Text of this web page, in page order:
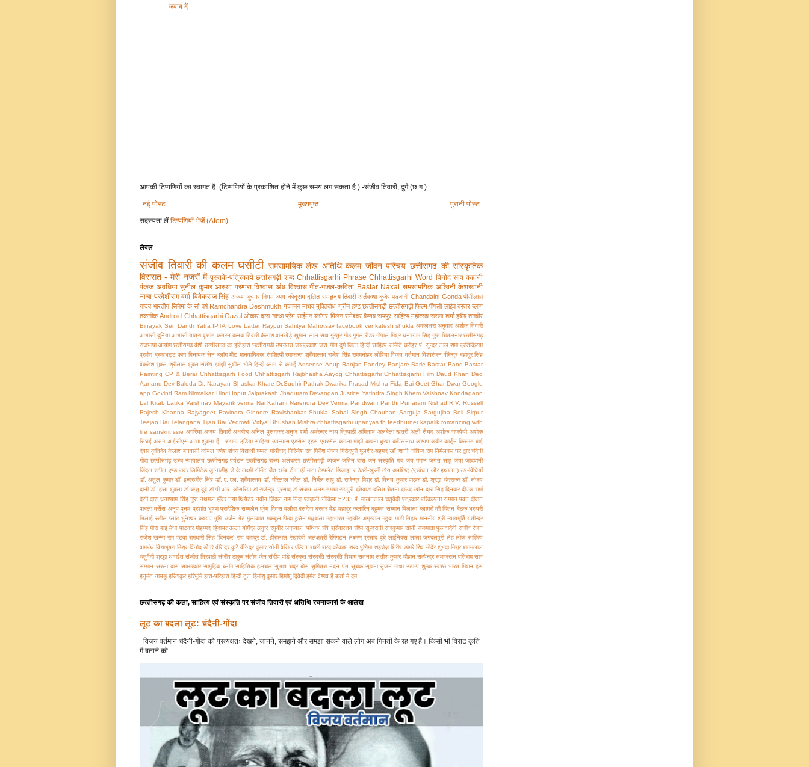
जवाब दें
आपकी टिप्पणियों का स्वागत है. (टिप्पणियों के प्रकाशित होने में कुछ समय लग सकता है.) -संजीव तिवारी, दुर्ग (छ.ग.)
नई पोस्ट
पुरानी पोस्ट
मुख्यपृष्ठ
सदस्यता लें टिप्पणियाँ भेजें (Atom)
लेबल
संजीव तिवारी की कलम घसीटी समसामयिक लेख अतिथि कलम जीवन परिचय छत्तीसगढ की सांस्कृतिक
विरासत - मेरी नजरों में पुस्तकें-पत्रिकायें छत्तीसगढ़ी शब्द Chhattisgarhi Phrase Chhattisgarhi Word विनोद साव कहानी
पंकज अवधिया सुनील कुमार आस्‍था परम्‍परा विश्‍वास अंध विश्‍वास गीत-गजल-कविता Bastar Naxal समसामयिक अश्विनी केशरवानी
नाचा परदेशीराम वर्मा विवेकराज सिंह अरूण कुमार निगम व्यंग कोदूराम दलित रामहृदय तिवारी अंर्तकथा कुबेर पंडवानी Chandaini Gonda पीसीलाल
यादव भारतीय सिनेमा के सौ वर्ष Ramchandra Deshmukh गजानन माधव मुक्तिबोध ग्रीन हण्‍ट छत्‍तीसगढ़ी छत्‍तीसगढ़ी फिल्‍म पीपली लाईव बस्‍तर ब्लाग
तकनीक Android Chhattisgarhi Gazal ओंकार दास नत्‍था प्रेम साईमन ब्‍लॉगर मिलन रामेश्वर वैष्णव रायपुर साहित्य महोत्सव सरला शर्मा हबीब तनवीर
Binayak Sen Dandi Yatra IPTA Love Latter Raypur Sahitya Mahotsav facebook venkatesh shukla अकलतरा अनुवाद अशोक तिवारी
आभासी दुनिया आभासी यात्रा वृत्तांत कतरन कनक तिवारी कैलाश वानखेड़े खुमान लाल साव गुरतुर गोठ गूगल रीडर गोपाल मिश्र घनश्याम सिंह गुप्त चिंतलनार छत्तीसगढ़
राजभाषा आयोग छत्तीसगढ़ वंशी छत्‍तीसगढ़ का इतिहास छत्‍तीसगढ़ी उपन्‍यास जयप्रकाश जस गीत दुर्ग जिला हिन्दी साहित्य समिति धरोहर पं. सुन्‍दर लाल शर्मा प्रतिक्रिया
प्रमोद ब्रम्‍हभट्ट फाग बिनायक सेन ब्लॉग मीट मानवाधिकार रंगशिल्‍पी रमाकान्‍त श्रीवास्‍तव राजेश सिंह राममनोहर लोहिया विजय वर्तमान विश्वरंजन वीरेन्‍द्र बहादुर सिंह
वेंकटेश शुक्ल श्रीलाल शुक्‍ल संतोष झांझी सुशील भोले हिन्‍दी ब्‍लाग से कमाई Adsense Anup Ranjan Pandey Banjare Barle Bastar Band Bastar
Painting CP & Berar Chhattisgarh Food Chhattisgarh Rajbhasha Aayog Chhattisgarhi Chhattisgarhi Film Daud Khan Deo
Aanand Dev Baloda Dr. Narayan Bhaskar Khare Dr.Sudhir Pathak Dwarika Prasad Mishra Fida Bai Geet Ghar Dwar Google
app Govind Ram Nirmalkar Hindi Input Jaiprakash Jhaduram Devangan Justice Yatindra Singh Khem Vaishnav Kondagaon
Lal Kitab Latika Vaishnav Mayank verma Nai Kahani Narendra Dev Verma Pandwani Panthi Punaram Nishad R.V. Russell
Rajesh Khanna Rajyageet Ravindra Ginnore Ravishankar Shukla Sabal Singh Chouhan Sarguja Sargujiha Boli Sirpur
Teejan Bai Telangana Tijan Bai Vedmati Vidya Bhushan Mishra chhattisgarhi upanyas fb feedburner kapalik romancing with
life sanskrit ssie अगरिया अजय तिवारी अधबीच अनिल पुसदकर अनुज शर्मा अमरेन्‍द्र नाथ त्रिपाठी अमिताभ अलबेला खत्री अली सैयद अशोक वाजपेयी अशोक
सिंघई असम आईसीएस आशा शुक्‍ला ई—स्टाम्प उडि़या साहित्य उपन्‍यास एडसेंस एड्स एयरसेल कंगला मांझी कचना धुरवा कपिलनाथ कश्यप कबीर कार्टून किस्मत बाई
देवार कृतिदेव कैलाश बनवासी कोयल गणेश शंकर विद्यार्थी गम्मत गांधीवाद गिरिजेश राव गिरीश पंकज गिरौदपुरी गुलशेर अहमद खॉं ‘शानी’ गोविन्‍द राम निर्मलकर घर द्वार चंदैनी
गोंदा छत्‍तीसगढ़ उच्‍च न्‍यायालय छत्‍तीसगढ़ पर्यटन छत्‍तीसगढ़ राज्‍य अलंकरण छत्‍तीसगढ़ी व्‍यंजन जतिन दास जन संस्‍कृति मंच जय गंगान जयंत साहू जया जादवानी
जिंदल स्टील एण्ड पावर लिमिटेड जुन्‍नाडीह जे.के.लक्ष्मी सीमेंट जैत खांब टेंगनाही माता टेम्पलेट डिजाइनर ठेठरी-खुरमी ठोस अपशिष्ट् (प्रबंधन और हथालन) उप-विधियॉं
डॉ. अतुल कुमार डॉ. इन्‍द्रजीत सिंह डॉ. ए. एल. श्रीवास्तव डॉ. गोरेलाल चंदेल डॉ. निर्मल साहू डॉ. राजेन्‍द्र मिश्र डॉ. विनय कुमार पाठक डॉ. श्रद्धा चंद्राकर डॉ. संजय
दानी डॉ. हंसा शुक्ला डॉ.ऋतु दुबे डॉ.पी.आर. कोसरिया डॉ.राजेन्‍द्र प्रसाद डॉ.संजय अलंग तमंचा रायपुरी दंतेवाडा दलित चेतना दाउद खॉंन दारा सिंह दिनकर दीपक शर्मा
देसी दारू धनश्‍याम सिंह गुप्‍त नथमल झँवर नया थियेटर नवीन जिंदल नाम निदा फ़ाज़ली नोकिया 5233 पं. माखनलाल चतुर्वेदी पत्रकार परिकल्‍पना सम्‍मान पवन दीवान
पाबला वर्सेस अनूप पूनम प्रशांत भूषण प्रादेशिक सम्मलेन प्रेम दिवस बलौदा बसदेवा बस्‍तर बैंड बहादुर कलारिन बहुमत सम्मान बिलासा ब्लागरों की चिंतन बैठक भरथरी
भिलाई स्टील प्लांट भुनेश्वर कश्यप भूमि अर्जन भेंट-मुलाकात मकबूल फिदा हुसैन मधुबाला महाभारत महावीर अग्रवाल महुदा माटी तिहार माननीय श्री न्यायमूर्ति यतीन्द्र
सिंह मीरा बाई मेधा पाटकर मोहम्मद हिदायतउल्ला योगेंद्र ठाकुर रघुवीर अग्रवाल 'पथिक' रवि श्रीवास्तव रश्मि सुन्‍दरानी राजकुमार सोनी राजमाता फुलवादेवी राजीव रंजन
राजेश खन्ना राम पटवा रामधारी सिंह 'दिनकर’ राय बहादुर डॉ. हीरालाल रेखादेवी जलक्षत्री रेमिंगटन लक्ष्मण प्रसाद दुबे लाईनेक्स लाला जगदलपुरी लेह लोक साहित्‍य
वामपंथ विद्याभूषण मिश्र विनोद डोंगरे वीरेन्द्र कुर्रे वीरेन्‍द्र कुमार सोनी वैरियर एल्विन शबरी शरद कोकाश शरद पुर्णिमा शहरोज़ शिरीष डामरे शिव मंदिर शुभदा मिश्र श्यामलाल
चतुर्वेदी श्रद्धा थवाईत संजीत त्रिपाठी संजीव ठाकुर संतोष जैन संदीप पांडे संस्कृत संस्‍कृति संस्‍कृति विभाग सतनाम सतीश कुमार चौहान सत्‍येन्‍द्र समाजरत्न पतिराम साव
सम्मान सरला दास साक्षात्‍कार सामूहिक ब्‍लॉग साहित्तिक हलचल सुभाष चंद्र बोस सुमित्रा नंदन पंत सूचक सूचना सृजन गाथा स्टाम्प शुल्क स्वच्छ भारत मिशन हंस
हनुमंत नायडू हरिठाकुर हरिभूमि हास-परिहास हिन्‍दी टूल हिमांशु कुमार हिमांशु द्विवेदी हेमंत वैष्‍णव है बातों में दम
छत्‍तीसगढ़ की कला, साहित्‍य एवं संस्‍कृति पर संजीव तिवारी एवं अतिथि रचनाकारों के आलेख
लूट का बदला लूट: चंदैनी-गोंदा
विजय वर्तमान चंदैनी-गोंदा को प्रत्यक्षतः देखने, जानने, समझने और समझा सकने वाले लोग अब गिनती के रह गए हैं। किसी भी विराट कृति
में बताने को ...